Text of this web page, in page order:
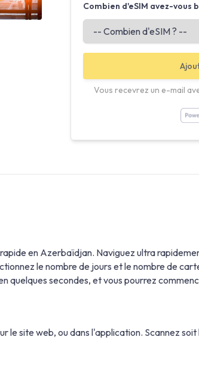
Combien d'eSIM avez-vous
Vous recevrez un e-mail
en Azerbaïdjan. Naviguez ultra
le nombre de jours et le nombre de
quelques secondes, et vous pourrez
site web, ou dans l'application. Scannez